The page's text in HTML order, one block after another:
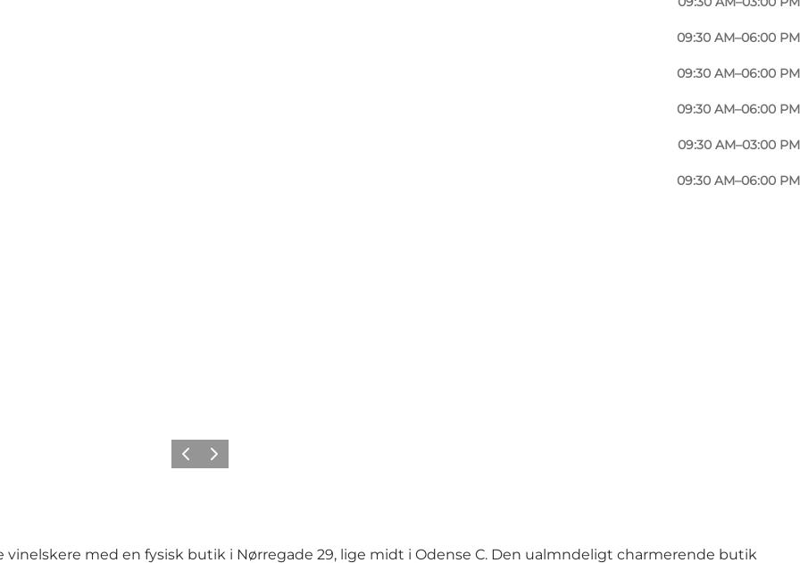
09:30 AM–06:00 PM
09:30 AM–06:00 PM
09:30 AM–06:00 PM
09:30 AM–03:00 PM
09:30 AM–06:00 PM
ForrigeNæste
med en fysisk butik i Nørregade 29, lige midt i Odense C. Den ualmndeligt charmerende butik